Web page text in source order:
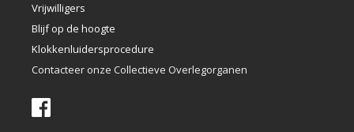
Vrijwilligers
Blijf op de hoogte
Klokkenluidersprocedure
Contacteer onze Collectieve Overlegorganen